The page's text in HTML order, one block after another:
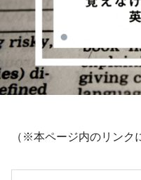
（※本ページ内のリンク